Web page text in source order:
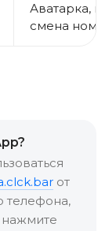
Аватарка,
смена
от
телефона,
нажмите